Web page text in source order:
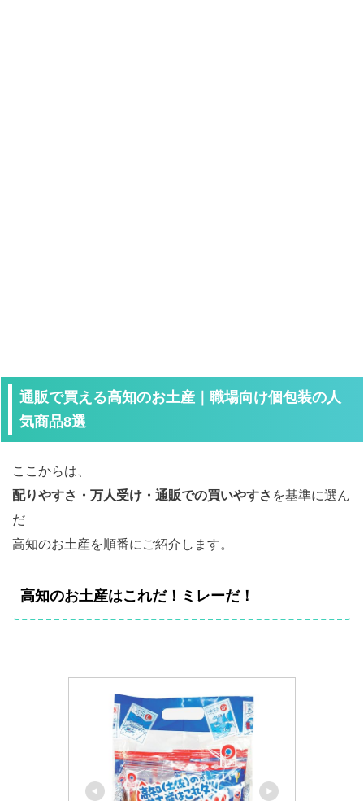
通販で買える高知のお土産｜職場向け個包装の人
気商品8選
ここからは、
配りやすさ・万人受け・通販での買いやすさ を基準に選ん
だ
高知のお土産を順番にご紹介します。
高知のお土産はこれだ！ミレーだ！